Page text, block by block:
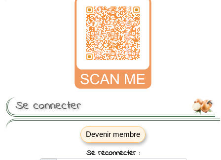

Se connecter
Devenir membre
Se reconnecter :